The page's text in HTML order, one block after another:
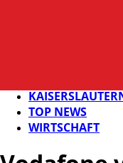
TOP NEWS
WIRTSCHAFT